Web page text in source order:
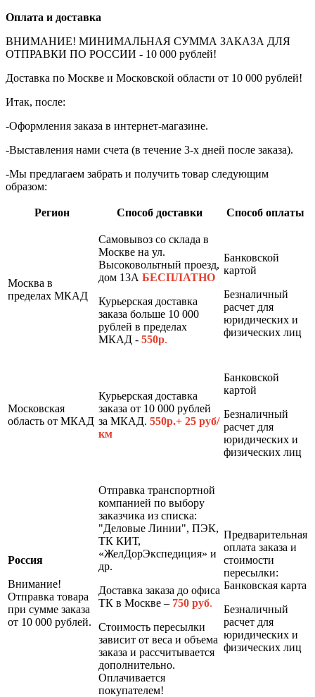
Оплата и доставка
ВНИМАНИЕ! МИНИМАЛЬНАЯ СУММА ЗАКАЗА ДЛЯ
ОТПРАВКИ ПО РОССИИ - 10 000 рублей!
Доставка по Москве и Московской области от 10 000 рублей!
Итак, после:
-Оформления заказа в интернет-магазине.
-Выставления нами счета (в течение 3-х дней после заказа).
-Мы предлагаем забрать и получить товар следующим
образом:
Регион Способ доставки Способ оплаты
Москва в
пределах МКАД
Самовывоз со склада в
Москве на ул.
Высоковольтный проезд,
дом 13А БЕСПЛАТНО
Курьерская доставка
заказа больше 10 000
рублей в пределах
МКАД - 550р.
Банковской
картой
Безналичный
расчет для
юридических и
физических лиц
Московская
область от МКАД
Курьерская доставка
заказа от 10 000 рублей
за МКАД. 550р.+ 25 руб/
км
Банковской
картой
Безналичный
расчет для
юридических и
физических лиц
Россия
Внимание!
Отправка товара
при сумме заказа
от 10 000 рублей.
Отправка транспортной
компанией по выбору
заказчика из списка:
"Деловые Линии", ПЭК,
ТК КИТ,
«ЖелДорЭкспедиция» и
др.
Доставка заказа до офиса
ТК в Москве – 750 руб.
Стоимость пересылки
зависит от веса и объема
заказа и рассчитывается
дополнительно.
Оплачивается
покупателем!
Предварительная
оплата заказа и
стоимости
пересылки:
Банковская карта
Безналичный
расчет для
юридических и
физических лиц